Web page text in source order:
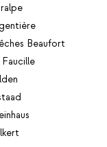
Beaufort
Faucille